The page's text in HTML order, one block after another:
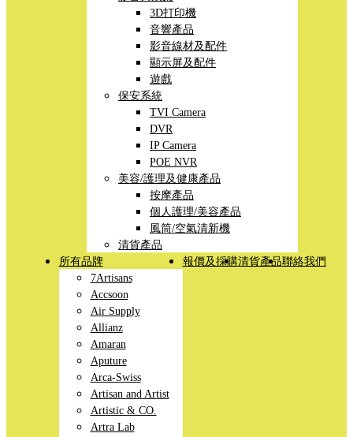
3D打印機
音響產品
影音線材及配件
顯示屏及配件
遊戲
保安系統
TVI Camera
DVR
IP Camera
POE NVR
美容/護理及健康產品
按摩產品
個人護理/美容產品
風筒/空氣清新機
清貨產品
所有品牌
7Artisans
Accsoon
Air Supply
Allianz
Amaran
Aputure
Arca-Swiss
Artisan and Artist
Artistic & CO.
Artra Lab
報價及採購清貨產品聯絡我們